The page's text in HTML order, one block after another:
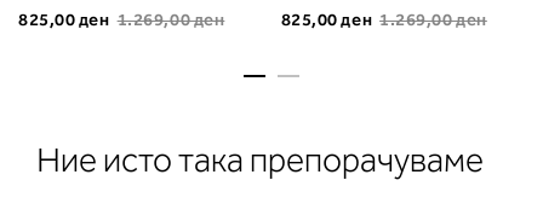
825,00 ден 1.269,00 ден
825,00 ден 1.269,00 ден
Ние исто така препорачуваме